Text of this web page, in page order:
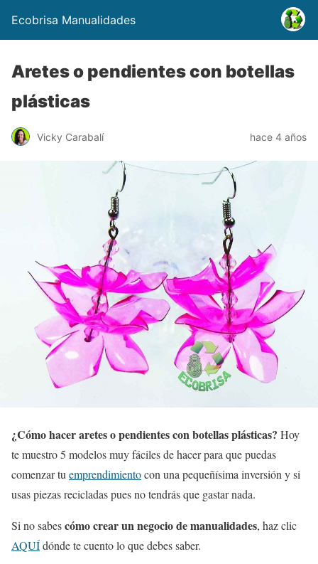
Ecobrisa Manualidades
Aretes o pendientes con botellas
plásticas
Vicky Carabalí hace 4 años
¿Cómo hacer aretes o pendientes con botellas plásticas? Hoy
te muestro 5 modelos muy fáciles de hacer para que puedas
comenzar tuemprendimientocon una pequeñísima inversión y si
usas piezas recicladas pues no tendrás que gastar nada.
Si no sabescómo crear un negocio de manualidades, haz clic
AQUÍdónde te cuento lo que debes saber.